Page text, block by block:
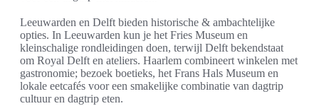
Leeuwarden en Delft bieden historische & ambachtelijke
opties. In Leeuwarden kun je het Fries Museum en
kleinschalige rondleidingen doen, terwijl Delft bekendstaat
om Royal Delft en ateliers. Haarlem combineert winkelen met
gastronomie; bezoek boetieks, het Frans Hals Museum en
lokale eetcafés voor een smakelijke combinatie van dagtrip
cultuur en dagtrip eten.